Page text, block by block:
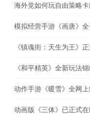
《镇魂街：天生为王》